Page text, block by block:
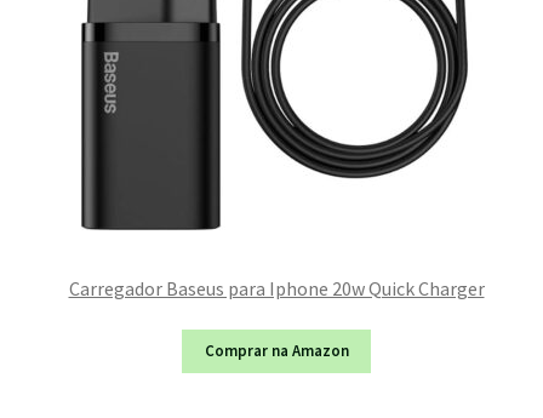
Carregador Baseus para Iphone 20w Quick Charger
Comprar na Amazon